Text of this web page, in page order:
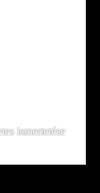
ismertetése